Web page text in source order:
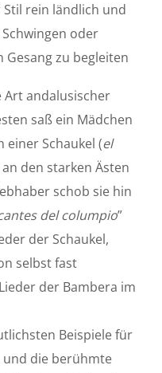
rein ländlich und
oder
Gesang zu begleiten
andalusischer
saß ein Mädchen
einer Schaukel (el
an den starken Ästen
schob sie hin
del columpio”
der Schaukel,
selbst fast
der Bambera im
Beispiele für
und die berühmte